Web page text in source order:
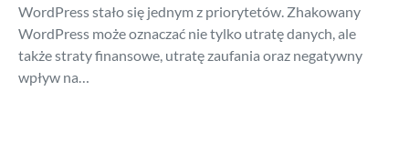
WordPress stało się jednym z priorytetów. Zhakowany
WordPress może oznaczać nie tylko utratę danych, ale
także straty finansowe, utratę zaufania oraz negatywny
wpływ na…